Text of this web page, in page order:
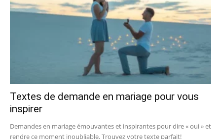
Textes de demande en mariage pour vous
inspirer
Demandes en mariage émouvantes et inspirantes pour dire « oui » et
rendre ce moment inoubliable. Trouvez votre texte parfait!